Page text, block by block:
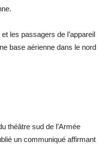
les passagers de l’appareil
base aérienne dans le nord
théâtre sud de l’Armée
un communiqué affirmant